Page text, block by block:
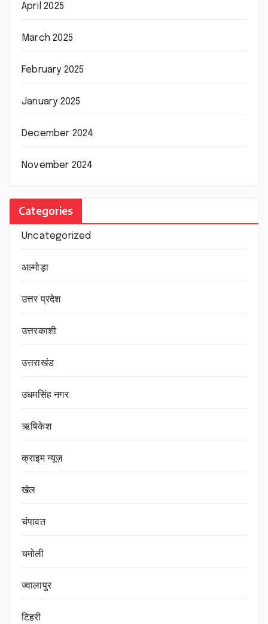
April 2025
March 2025
February 2025
January 2025
December 2024
November 2024
Categories
Uncategorized
अल्मोड़ा
उत्तर प्रदेश
उत्तरकाशी
उत्तराखंड
उधमसिंह नगर
ऋषिकेश
क्राइम न्यूज़
खेल
चंपावत
चमोली
ज्वालापुर
टिहरी